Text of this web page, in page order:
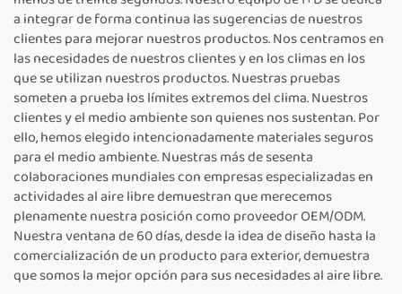
a integrar de forma continua las sugerencias de nuestros
clientes para mejorar nuestros productos. Nos centramos en
las necesidades de nuestros clientes y en los climas en los
que se utilizan nuestros productos. Nuestras pruebas
someten a prueba los límites extremos del clima. Nuestros
clientes y el medio ambiente son quienes nos sustentan. Por
ello, hemos elegido intencionadamente materiales seguros
para el medio ambiente. Nuestras más de sesenta
colaboraciones mundiales con empresas especializadas en
actividades al aire libre demuestran que merecemos
plenamente nuestra posición como proveedor OEM/ODM.
Nuestra ventana de 60 días, desde la idea de diseño hasta la
comercialización de un producto para exterior, demuestra
que somos la mejor opción para sus necesidades al aire libre.